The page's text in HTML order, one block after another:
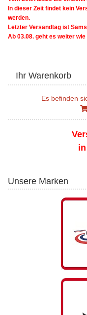
In dieser Zeit findet kein
werden.
Letzter Versandtag ist
Ab 03.08. geht es weiter wie
Ihr Warenkorb
Es befinden
Unsere Marken